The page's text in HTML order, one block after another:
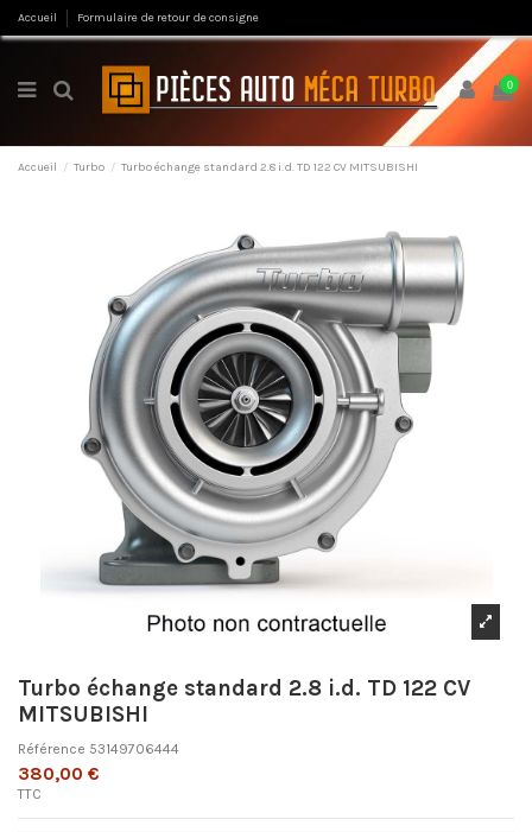
Accueil Formulaire de retour de consigne
0
Accueil Turbo Turbo échange standard 2.8 i.d. TD 122 CV MITSUBISHI
Turbo échange standard 2.8 i.d. TD 122 CV
MITSUBISHI
Référence 53149706444
380,00 €
TTC